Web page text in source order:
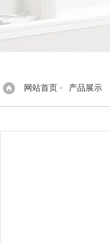
网站首页 > 产品展示